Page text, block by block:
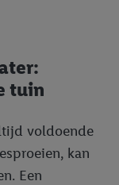
tuin
voldoende
kan
Een